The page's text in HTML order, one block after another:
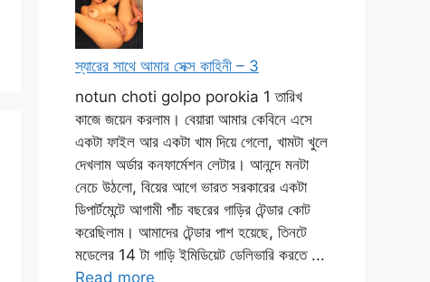
স্যারের সাথে আমার সেক্স কাহিনী – 3
notun choti golpo porokia 1 তারিখ
কাজে জয়েন করলাম। বেয়ারা আমার কেবিনে এসে
একটা ফাইল আর একটা খাম দিয়ে গেলো, খামটা খুলে
দেখলাম অর্ডার কনফার্মেশন লেটার। আনন্দে মনটা
নেচে উঠলো, বিয়ের আগে ভারত সরকারের একটা
ডিপার্টমেন্টে আগামী পাঁচ বছরের গাড়ির টেন্ডার কোট
করেছিলাম। আমাদের টেন্ডার পাশ হয়েছে, তিনটে
মডেলের 14 টা গাড়ি ইমিডিয়েট ডেলিভারি করতে ...
Read more